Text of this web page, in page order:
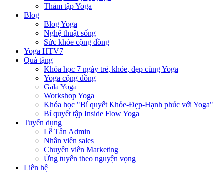
Thảm tập Yoga
Blog
Blog Yoga
Nghệ thuật sống
Sức khỏe cộng đồng
Yoga HTV7
Quà tặng
Khóa học 7 ngày trẻ, khỏe, đẹp cùng Yoga
Yoga cộng đồng
Gala Yoga
Workshop Yoga
Khóa học "Bí quyết Khỏe-Đẹp-Hạnh phúc với Yoga"
Bí quyết tập Inside Flow Yoga
Tuyển dụng
Lễ Tân Admin
Nhân viên sales
Chuyên viên Marketing
Ứng tuyển theo nguyện vọng
Liên hệ